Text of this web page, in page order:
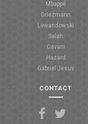
Mbappé
Griezmann
Lewandowski
Salah
Cavani
Hazard
Gabriel Jesus
CONTACT